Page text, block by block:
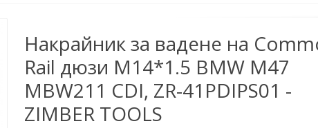
Накрайник за вадене на
Rail дюзи M14*1.5 BMW M47
MBW211 CDI, ZR-41PDIPS01 -
ZIMBER TOOLS